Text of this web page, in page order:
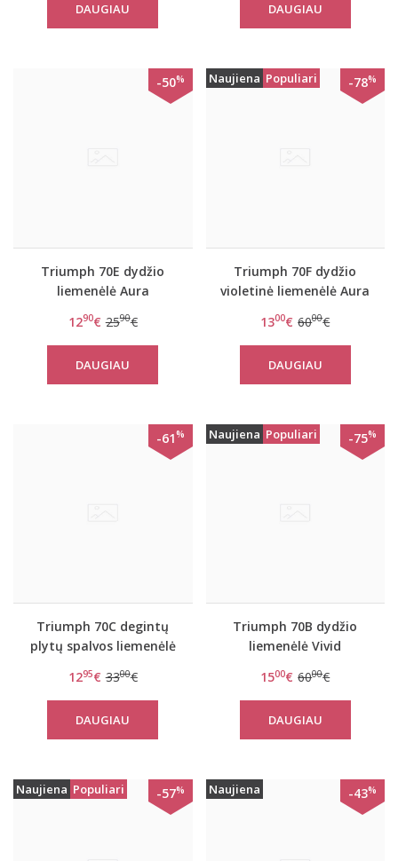
DAUGIAU DAUGIAU
-50%
Triumph 70E dydžio
liemenėlė Aura
1290€ 2590€
DAUGIAU
Naujiena Populiari -78%
Triumph 70F dydžio
violetinė liemenėlė Aura
1300€ 6000€
DAUGIAU
-61%
Triumph 70C degintų
plytų spalvos liemenėlė
1295€ 3300€
DAUGIAU
Naujiena Populiari -75%
Triumph 70B dydžio
liemenėlė Vivid
1500€ 6000€
DAUGIAU
Naujiena Populiari -57% Naujiena -43%